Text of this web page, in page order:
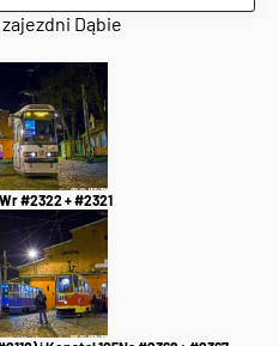
Dąbie
#2322 + #2321